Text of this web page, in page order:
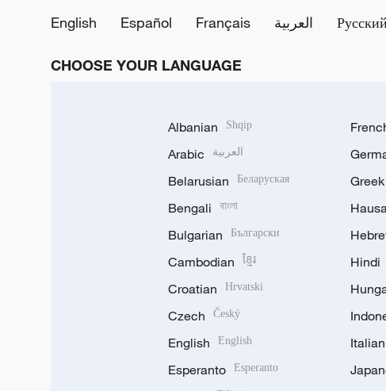
English
Español Français العربية Русский
CHOOSE YOUR LANGUAGE
Albanian Shqip
Arabic العربية
Belarusian Беларуская
Bengali বাংলা
Bulgarian Български
Cambodian ខ្មែរ
Croatian Hrvatski
Czech Český
English English
Esperanto Esperanto
Greek
Hausa
Hindi
Italian